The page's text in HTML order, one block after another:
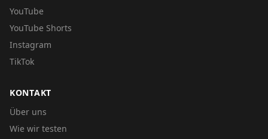
YouTube
YouTube Shorts
Instagram
TikTok
KONTAKT
Über uns
Wie wir testen